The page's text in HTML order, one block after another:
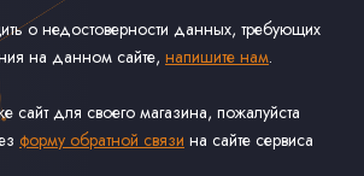
о недостоверности данных, требующих
на данном сайте, напишите нам.
сайт для своего магазина, пожалуйста
форму обратной связи на сайте сервиса